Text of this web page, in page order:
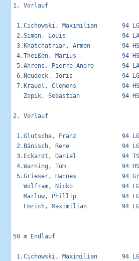
1. Vorlauf
1.Cichowski, Maximilian
2.Simon, Louis
3.Khatchatrian, Armen
4.Theißen, Marius             94
5.Ahrens, Pierre-Andre
6.Neudeck, Joris              94 LG
7.Krauel, Clemens             94
Zepik, Sebastian            94
2. Vorlauf
1.Glutsche, Franz             94
2.Bänisch, Rene
3.Eckardt, Daniel
4.Warning, Tom                94
5.Grieser, Hannes             94
Wolfram, Nicko              94
Marlow, Phillip             94
Emrich, Maximilian          94
50 m Endlauf
1.Cichowski, Maximilian       94